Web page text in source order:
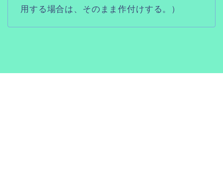
用する場合は、そのまま作付けする。）